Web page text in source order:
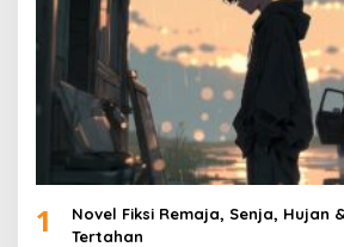
1
Novel Fiksi Remaja, Senja, Hujan
Tertahan